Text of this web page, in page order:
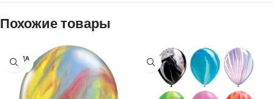
Похожие товары
ПРОДА
НО